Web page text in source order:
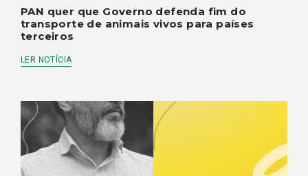
PAN quer que Governo defenda fim do
transporte de animais vivos para países
terceiros
LER NOTÍCIA